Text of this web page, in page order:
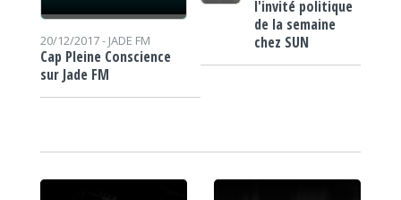
20/12/2017 - JADE FM
Cap Pleine Conscience
sur Jade FM
l'invité politique
de la semaine
chez SUN